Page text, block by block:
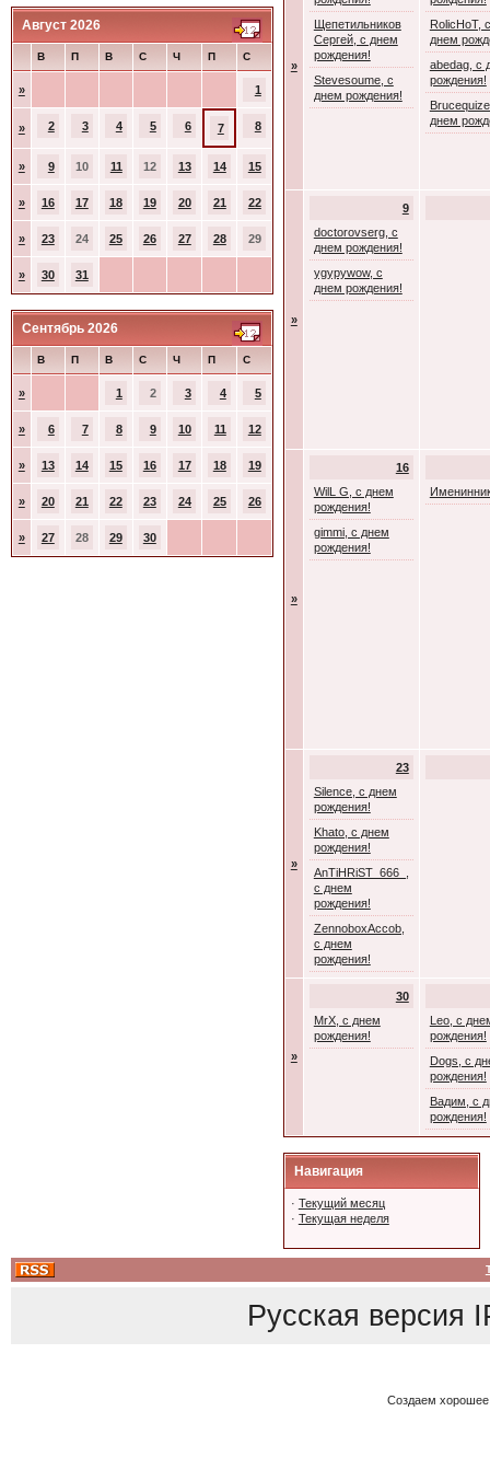
Август 2026
В П В С Ч П С
» 1
» 2 3 4 5 6 7 8
» 9 10 11 12 13 14 15
» 16 17 18 19 20 21 22
» 23 24 25 26 27 28 29
» 30 31
Сентябрь 2026
В П В С Ч П С
» 1 2 3 4 5
» 6 7 8 9 10 11 12
» 13 14 15 16 17 18 19
» 20 21 22 23 24 25 26
» 27 28 29 30
»
Щепетильников
Сергей, с днем
рождения!
Stevesoume, с
днем рождения!
RolicHoT, с
днем
abedag, с
рождения!
днем
»
9
doctorovserg, с
днем рождения!
ygypywow, с
днем рождения!
»
16
WilL G, с днем
рождения!
gimmi, с днем
рождения!
»
23
Silence, с днем
рождения!
Khato, с днем
рождения!
AnTiHRiST_666_,
с днем
рождения!
ZennoboxAccob,
с днем
рождения!
»
30
MrX, с днем
рождения!
Leo, с
рождения!
Dogs, с
рождения!
Вадим, с
рождения!
Навигация
· Текущий месяц
· Текущая неделя
Русская версия
Создаем